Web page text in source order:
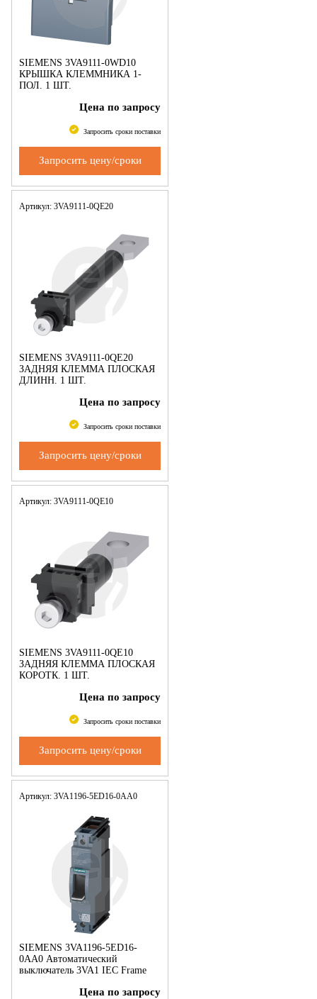
SIEMENS 3VA9111-0WD10
КРЫШКА КЛЕММНИКА 1-
ПОЛ. 1 ШТ.
Цена по запросу
Запросить сроки поставки
Запросить цену/сроки
Артикул: 3VA9111-0QE20
SIEMENS 3VA9111-0QE20
ЗАДНЯЯ КЛЕММА ПЛОСКАЯ
ДЛИНН. 1 ШТ.
Цена по запросу
Запросить сроки поставки
Запросить цену/сроки
Артикул: 3VA9111-0QE10
SIEMENS 3VA9111-0QE10
ЗАДНЯЯ КЛЕММА ПЛОСКАЯ
КОРОТК. 1 ШТ.
Цена по запросу
Запросить сроки поставки
Запросить цену/сроки
Артикул: 3VA1196-5ED16-0AA0
SIEMENS 3VA1196-5ED16-
0AA0 Автоматический
выключатель 3VA1 IEC Frame
Icu=55 kA @ 240 V 1-pole,
Цена по запросу